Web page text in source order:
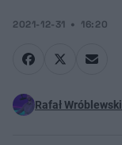
2021-12-31 16:20
Rafał Wróblewski